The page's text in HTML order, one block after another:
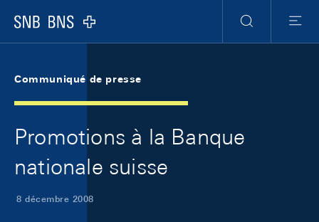
Logo
RechercheMenu
Communiqué de presse
Promotions à la Banque
nationale suisse
8 décembre 2008